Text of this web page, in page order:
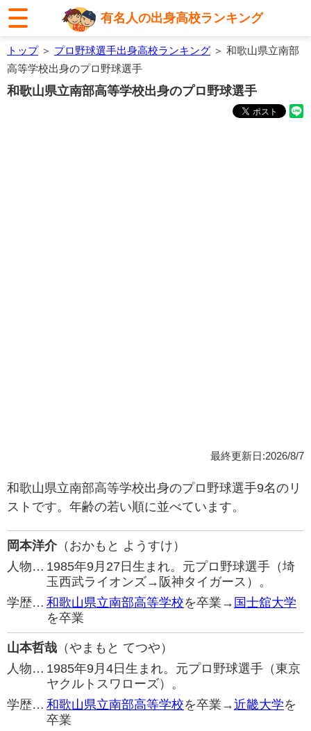
有名人の出身高校ランキング
トップ＞ プロ野球選手出身高校ランキング ＞ 和歌山県立南部
高等学校出身のプロ野球選手
和歌山県立南部高等学校出身のプロ野球選手
最終更新日:2026/8/7
和歌山県立南部高等学校出身のプロ野球選手9名のリ
ストです。年齢の若い順に並べています。
岡本洋介（おかもと ようすけ）
人物… 1985年9月27日生まれ。元プロ野球選手（埼
玉西武ライオンズ→阪神タイガース）。
学歴… 和歌山県立南部高等学校を卒業→ 国士舘大学
を卒業
山本哲哉 （やまもと てつや）
人物… 1985年9月4日生まれ。元プロ野球選手（東京
ヤクルトスワローズ）。
学歴… 和歌山県立南部高等学校を卒業→近畿大学を
卒業